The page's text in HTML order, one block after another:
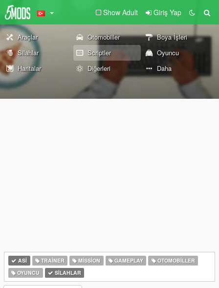
Show Adult Giriş Yap
Araçlar Otomobiller
Boya İşleri
Silahlar
Scriptler
Oyuncu
Haritalar
Diğerleri Daha
ASI TRAINER MISSION GAMEPLAY
OTOMOBILLER
OYUNCU
SILAHLAR